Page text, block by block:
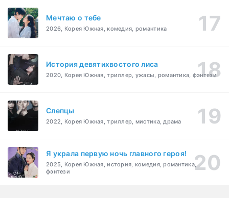
Мечтаю о тебе
2026, Корея Южная, комедия, романтика
История девятихвостого лиса
2020, Корея Южная, триллер, ужасы, романтика, фэнтези
Слепцы
2022, Корея Южная, триллер, мистика, драма
Я украла первую ночь главного героя!
2025, Корея Южная, история, комедия, романтика,
фэнтези